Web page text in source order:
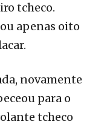
tcheco.
apenas oito
novamente
para o
tcheco